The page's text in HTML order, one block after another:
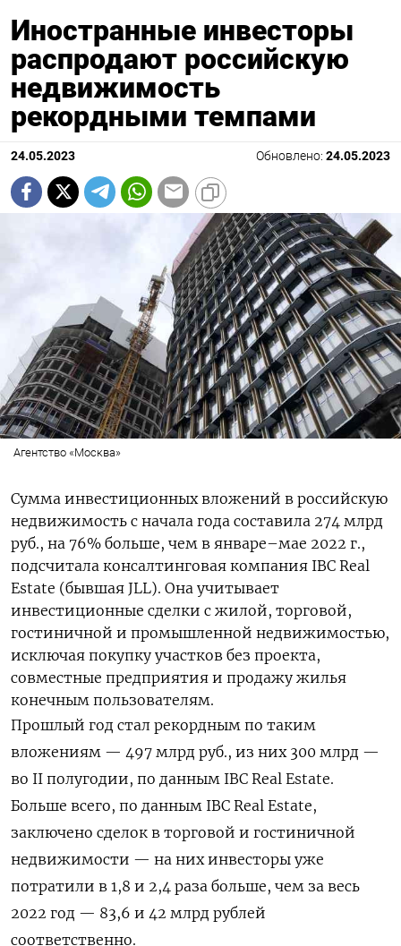
Иностранные инвесторы
распродают российскую
недвижимость
рекордными темпами
24.05.2023 Обновлено: 24.05.2023
Агентство «Москва»
Сумма инвестиционных вложений в российскую
недвижимость с начала года составила 274 млрд
руб., на 76% больше, чем в январе–мае 2022 г.,
подсчитала консалтинговая компания IBC Real
Estate (бывшая JLL). Она учитывает
инвестиционные сделки с жилой, торговой,
гостиничной и промышленной недвижимостью,
исключая покупку участков без проекта,
совместные предприятия и продажу жилья
конечным пользователям.
Прошлый год стал рекордным по таким
вложениям — 497 млрд руб., из них 300 млрд —
во II полугодии, по данным IBC Real Estate.
Больше всего, по данным IBC Real Estate,
заключено сделок в торговой и гостиничной
недвижимости — на них инвесторы уже
потратили в 1,8 и 2,4 раза больше, чем за весь
2022 год — 83,6 и 42 млрд рублей
соответственно.